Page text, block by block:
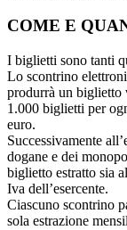
COME E
I biglietti sono tanti
Lo scontrino
produrrà un biglietto
1.000 biglietti per
euro.
Successivamente
dogane e dei
biglietto estratto sia
Iva dell’esercente.
Ciascuno scontrino
sola estrazione